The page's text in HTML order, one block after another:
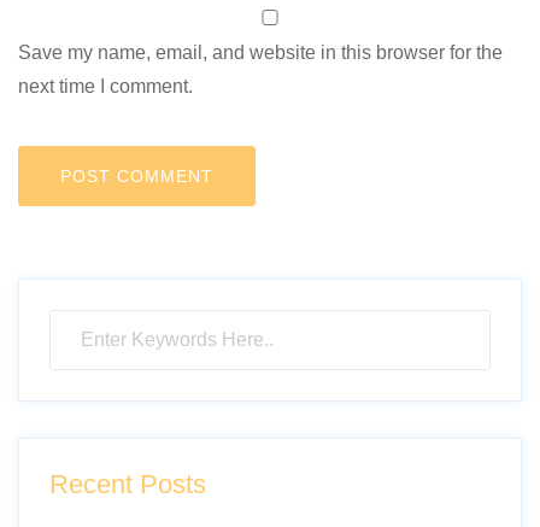
Save my name, email, and website in this browser for the
next time I comment.
Recent Posts